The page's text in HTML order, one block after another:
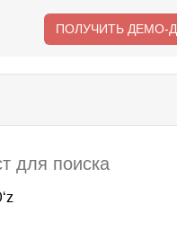
ПОЛУЧИТЬ ДЕМО-